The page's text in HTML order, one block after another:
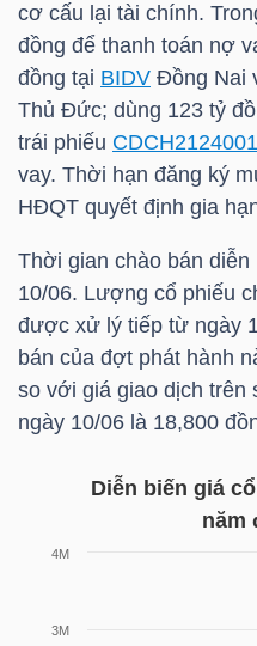
cơ cấu lại tài chính.
đồng để thanh toán nợ
đồng tại BIDV Đồng Nai
Thủ Đức; dùng 123 tỷ
trái phiếu CDCH2124001
vay. Thời hạn đăng ký
HĐQT quyết định gia
Thời gian chào bán
10/06. Lượng cổ phiếu
được xử lý tiếp từ ngày
bán của đợt phát hành
so với giá giao dịch trên
ngày 10/06 là 18,800
Diễn biến giá
năm
HÀNG
HÓA
KINH
THẾ
GIỚI
DƯƠNG
CHÍNH